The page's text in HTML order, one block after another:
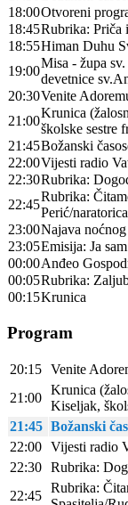
18:00Otvoreni
18:45Rubrika: Priča
18:55Himan Duhu
19:00
Misa - župa
devetnice
20:30Venite
21:00
Krunica
školske sestre
21:45Božanski
22:00Vijesti radio
22:30Rubrika:
22:45
Rubrika:
Perić/
23:00Najava
23:05Emisija: Ja
00:00Anđeo
00:05Rubrika:
00:15Krunica
Program
20:15 Venite
21:00
Krunica
Kiseljak,
21:45 Božanski
22:00 Vijesti radio
22:30 Rubrika:
22:45
Rubrika: